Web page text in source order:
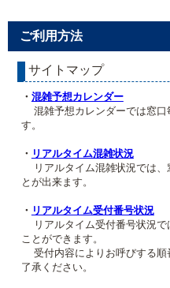
モバイルサイト
アクセス
区役所フロアマップ
ご利用方法
サイトマップ
・ 混雑予想カレンダー
混雑予想カレンダーでは窓口
す。
・ リアルタイム混雑状況
リアルタイム混雑状況では、
とが出来ます。
・ リアルタイム受付番号状況
リアルタイム受付番号状況で
ことができます。
受付内容によりお呼びする順
了承ください。